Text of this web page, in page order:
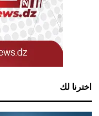
اخترنا لك